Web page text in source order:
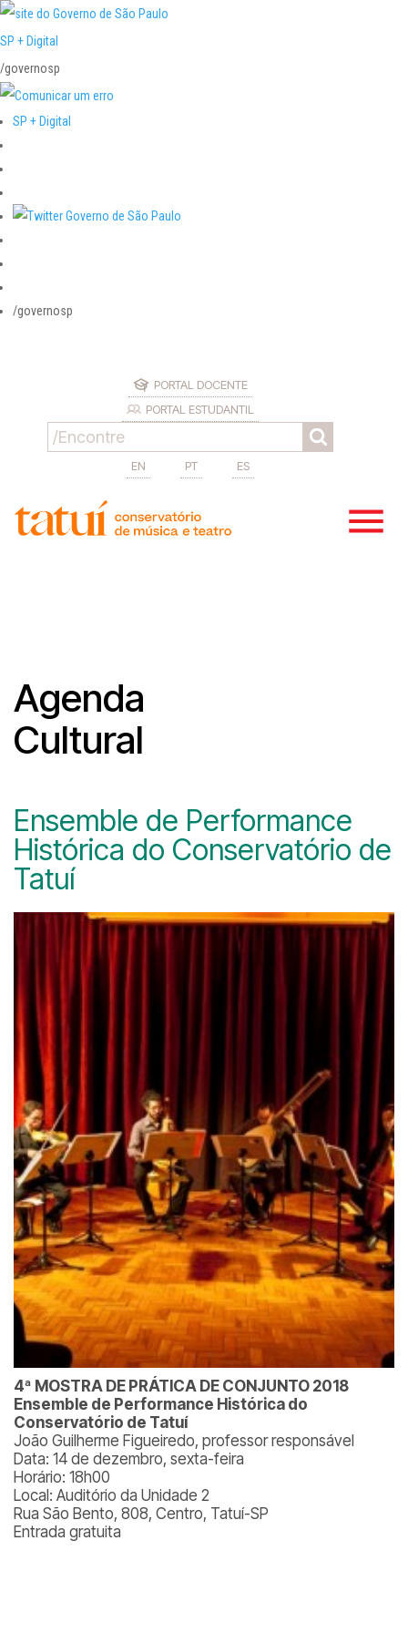
SP + Digital
/governosp
SP + Digital
/governosp
PORTAL DOCENTE
PORTAL ESTUDANTIL
EN PT ES
Agenda
Cultural
Ensemble de Performance
Histórica do Conservatório de
Tatuí
4ª MOSTRA DE PRÁTICA DE CONJUNTO 2018
Ensemble de Performance Histórica do
Conservatório de Tatuí
João Guilherme Figueiredo, professor responsável
Data: 14 de dezembro, sexta-feira
Horário: 18h00
Local: Auditório da Unidade 2
Rua São Bento, 808, Centro, Tatuí-SP
Entrada gratuita